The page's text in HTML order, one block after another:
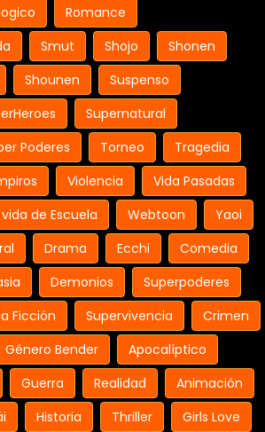
Romance
Smut Shojo
Shonen
Shounen
Suspenso
Supernatural
Poderes Torneo
Tragedia
Violencia
Vida Pasadas
vida de Escuela Webtoon
Yaoi
Drama Ecchi
Comedia
Demonios
Superpoderes
Ficción Supervivencia
Crimen
Género Bender
Apocalíptico
Guerra Realidad
Animación
Historia Thriller Girls Love